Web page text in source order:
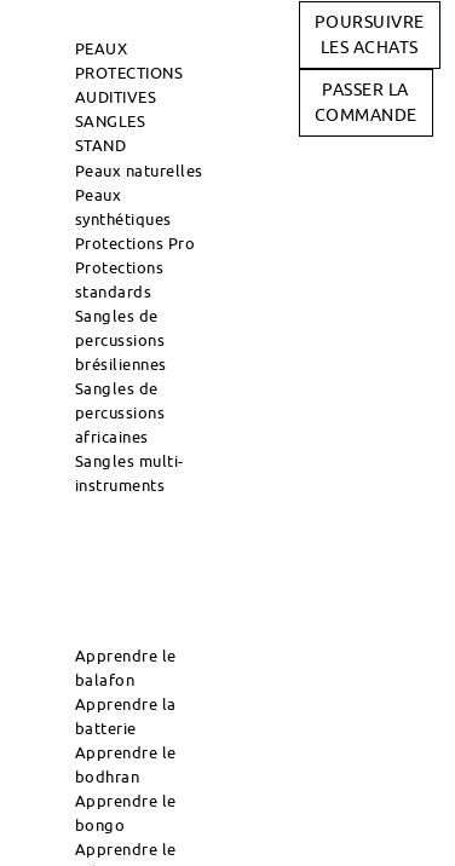
PEAUX
PROTECTIONS
AUDITIVES
SANGLES
STAND
Peaux naturelles
Peaux
synthétiques
Protections Pro
Protections
standards
Sangles de
percussions
brésiliennes
Sangles de
percussions
africaines
Sangles multi-
instruments
Apprendre le
balafon
Apprendre la
batterie
Apprendre le
bodhran
Apprendre le
bongo
Apprendre le
POURSUIVRE
LES ACHATS
PASSER LA
COMMANDE